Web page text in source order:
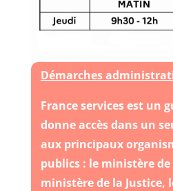
Démarches
France services est un
donne accès dans un
aux principaux
publics : le ministère
ministère de la Justice,